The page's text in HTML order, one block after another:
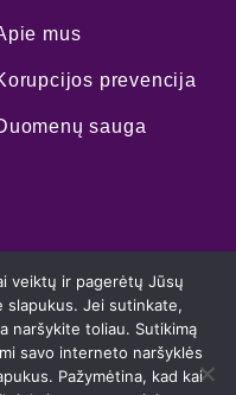
mus
prevencija
sauga
veiktų ir pagerėtų Jūsų
slapukus. Jei sutinkate,
naršykite toliau. Sutikimą
savo interneto naršyklės
Pažymėtina, kad kai